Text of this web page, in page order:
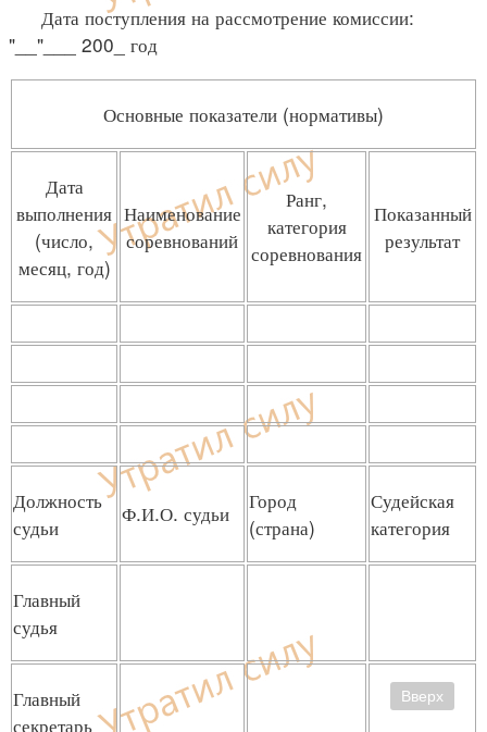
Дата поступления на рассмотрение комиссии:
"__"___ 200_ год
Основные показатели (нормативы)
Дата
выполнения
(число,
месяц, год)
Наименование
соревнований
Ранг,
категория
соревнования
Показанный
результат
Должность
судьи
Ф.И.О. судьи
Город
(страна)
Судейская
категория
Главный
судья
Главный
секретарь
Вверх